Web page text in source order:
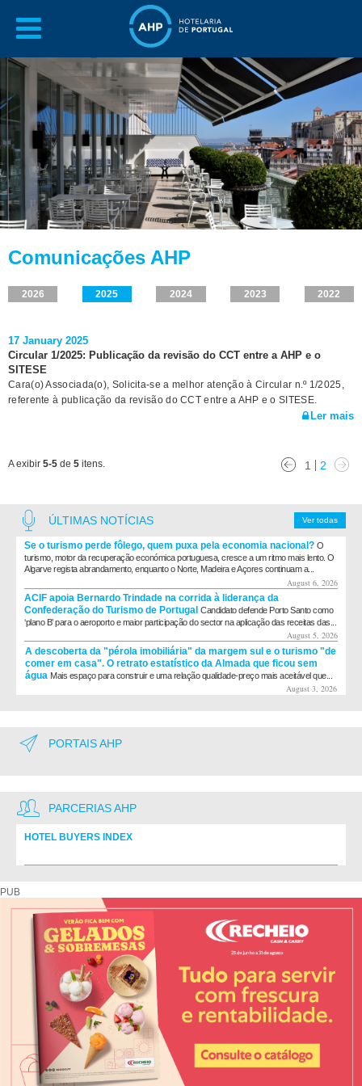
Comunicações AHP
2026 2025 2024 2023 2022
17 January 2025
Circular 1/2025: Publicação da revisão do CCT entre a AHP e o
SITESE
Cara(o) Associada(o), Solicita-se a melhor atenção à Circular n.º 1/2025,
referente à publicação da revisão do CCT entre a AHP e o SITESE.
Ler mais
A exibir 5-5 de 5 itens. 1 2
Ver todas
ÚLTIMAS NOTÍCIAS
Se o turismo perde fôlego, quem puxa pela economia nacional? O
turismo, motor da recuperação económica portuguesa, cresce a um ritmo mais lento. O
Algarve regista abrandamento, enquanto o Norte, Madeira e Açores continuam a...
August 6, 2026
ACIF apoia Bernardo Trindade na corrida à liderança da
Confederação do Turismo de Portugal Candidato defende Porto Santo como
‘plano B’ para o aeroporto e maior participação do sector na aplicação das receitas das...
August 5, 2026
A descoberta da "pérola imobiliária" da margem sul e o turismo "de
comer em casa". O retrato estatístico da Almada que ficou sem
água Mais espaço para construir e uma relação qualidade-preço mais aceitável que...
August 3, 2026
PORTAIS AHP
PARCERIAS AHP
HOTEL BUYERS INDEX
PUB